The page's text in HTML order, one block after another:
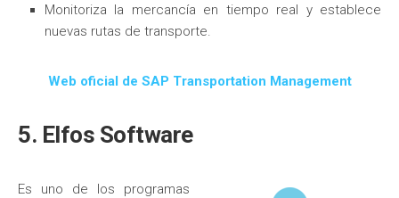
Monitoriza la mercancía en tiempo real y establece
nuevas rutas de transporte.
Web oficial de SAP Transportation Management
5. Elfos Software
Es uno de los programas